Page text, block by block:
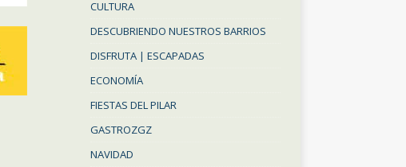
CULTURA
DESCUBRIENDO NUESTROS BARRIOS
DISFRUTA | ESCAPADAS
ECONOMÍA
FIESTAS DEL PILAR
GASTROZGZ
NAVIDAD